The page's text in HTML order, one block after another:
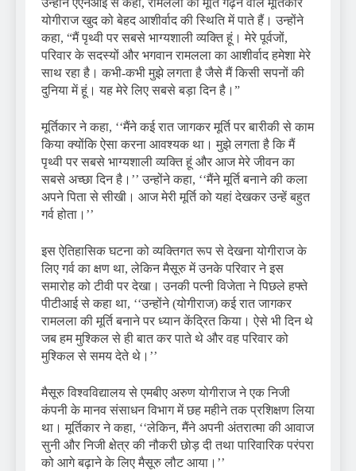
उन्होंने एएनआई से कहा, रामलला की मूर्ति गढ़ने वाले मूर्तिकार
योगीराज खुद को बेहद आशीर्वाद की स्थिति में पाते हैं। उन्होंने
कहा, “मैं पृथ्वी पर सबसे भाग्यशाली व्यक्ति हूं। मेरे पूर्वजों,
परिवार के सदस्यों और भगवान रामलला का आशीर्वाद हमेशा मेरे
साथ रहा है। कभी-कभी मुझे लगता है जैसे मैं किसी सपनों की
दुनिया में हूं। यह मेरे लिए सबसे बड़ा दिन है।”
मूर्तिकार ने कहा, ‘‘मैंने कई रात जागकर मूर्ति पर बारीकी से काम
किया क्योंकि ऐसा करना आवश्यक था। मुझे लगता है कि मैं
पृथ्वी पर सबसे भाग्यशाली व्यक्ति हूं और आज मेरे जीवन का
सबसे अच्छा दिन है।’’ उन्होंने कहा, ‘‘मैंने मूर्ति बनाने की कला
अपने पिता से सीखी। आज मेरी मूर्ति को यहां देखकर उन्हें बहुत
गर्व होता।’’
इस ऐतिहासिक घटना को व्यक्तिगत रूप से देखना योगीराज के
लिए गर्व का क्षण था, लेकिन मैसूरु में उनके परिवार ने इस
समारोह को टीवी पर देखा। उनकी पत्नी विजेता ने पिछले हफ्ते
पीटीआई से कहा था, ‘‘उन्होंने (योगीराज) कई रात जागकर
रामलला की मूर्ति बनाने पर ध्यान केंद्रित किया। ऐसे भी दिन थे
जब हम मुश्किल से ही बात कर पाते थे और वह परिवार को
मुश्किल से समय देते थे।’’
मैसूरु विश्वविद्यालय से एमबीए अरुण योगीराज ने एक निजी
कंपनी के मानव संसाधन विभाग में छह महीने तक प्रशिक्षण लिया
था। मूर्तिकार ने कहा, ‘‘लेकिन, मैंने अपनी अंतरात्मा की आवाज
सुनी और निजी क्षेत्र की नौकरी छोड़ दी तथा पारिवारिक परंपरा
को आगे बढ़ाने के लिए मैसूरु लौट आया।’’